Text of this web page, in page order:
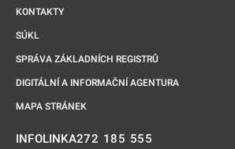
KONTAKTY
SÚKL
SPRÁVA ZÁKLADNÍCH REGISTRŮ
DIGITÁLNÍ A INFORMAČNÍ AGENTURA
MAPA STRÁNEK
INFOLINKA272 185 555